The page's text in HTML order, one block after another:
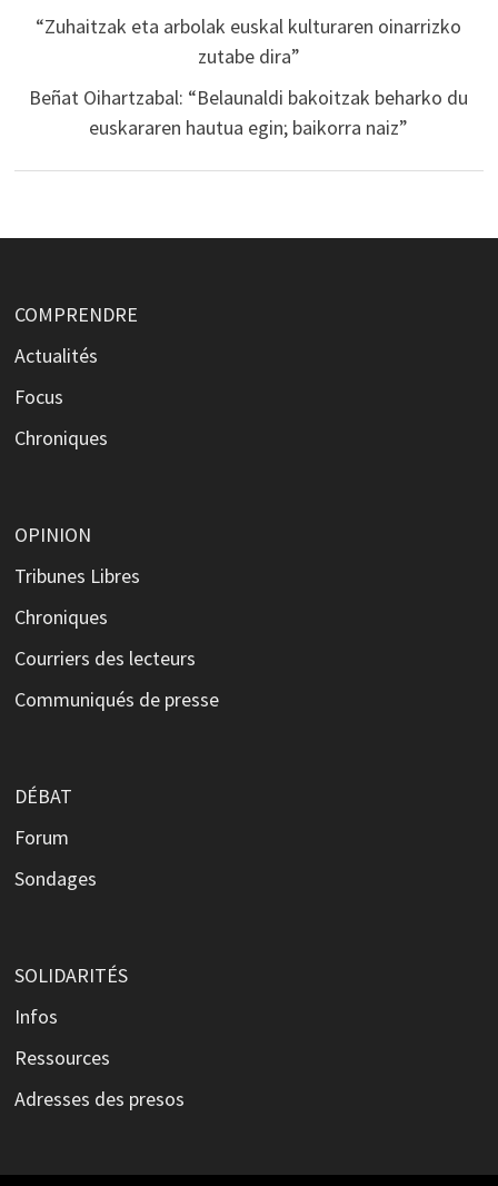
“Zuhaitzak eta arbolak euskal kulturaren oinarrizko
zutabe dira”
Beñat Oihartzabal: “Belaunaldi bakoitzak beharko du
euskararen hautua egin; baikorra naiz”
COMPRENDRE
Actualités
Focus
Chroniques
OPINION
Tribunes Libres
Chroniques
Courriers des lecteurs
Communiqués de presse
DÉBAT
Forum
Sondages
SOLIDARITÉS
Infos
Ressources
Adresses des presos